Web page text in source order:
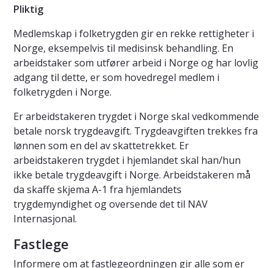
Pliktig
Medlemskap i folketrygden gir en rekke rettigheter i
Norge, eksempelvis til medisinsk behandling. En
arbeidstaker som utfører arbeid i Norge og har lovlig
adgang til dette, er som hovedregel medlem i
folketrygden i Norge.
Er arbeidstakeren trygdet i Norge skal vedkommende
betale norsk trygdeavgift. Trygdeavgiften trekkes fra
lønnen som en del av skattetrekket. Er
arbeidstakeren trygdet i hjemlandet skal han/hun
ikke betale trygdeavgift i Norge. Arbeidstakeren må
da skaffe skjema A-1 fra hjemlandets
trygdemyndighet og oversende det til NAV
Internasjonal.
Fastlege
Informere om at fastlegeordningen gir alle som er